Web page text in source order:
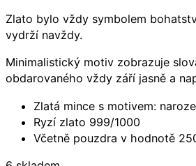
Zlato bylo vždy symbolem
vydrží navždy.
Minimalistický motiv zobrazuje
obdarovaného vždy září jasně a
Zlatá mince s motivem:
Ryzí zlato 999/1000
Včetně pouzdra v hodnotě